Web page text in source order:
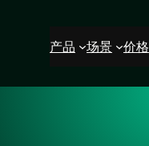
产品 场景 价格